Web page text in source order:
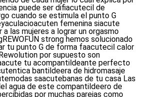
puede ser difiacutecil de
cuando se estimula el punto G
femenina siacute
las mujeres a lograr un orgasmo
strong hemos solucionado
tu punto G de forma faacutecil calor
por supuesto son
tu acompantildeante perfecto
bantildeera de hidromasaje
saacutebanas de tu casa Las
agua de este compantildeero de
por muchas parejas como